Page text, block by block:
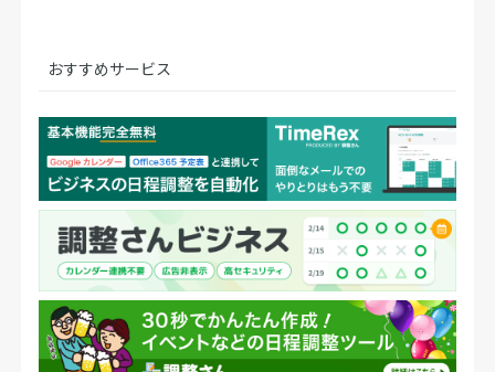
おすすめサービス